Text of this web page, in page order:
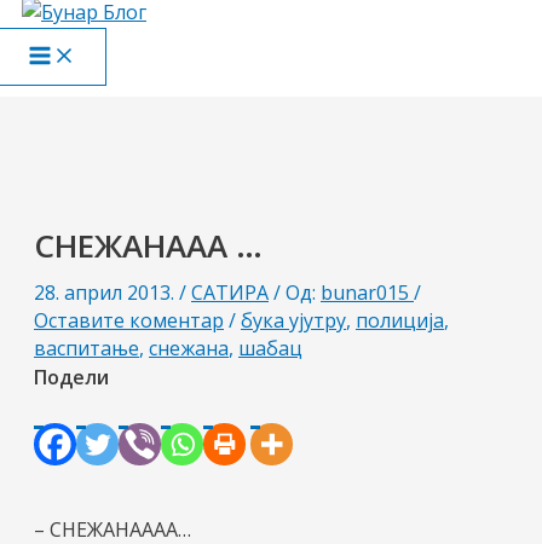
Пређи
на
садржај
Main
Menu
СНЕЖАНААА …
28. април 2013. /САТИРА/ Од: bunar015 /
Оставите коментар /бука ујутру, полиција,
васпитање, снежана, шабац
Подели
– СНЕЖАНАААА…